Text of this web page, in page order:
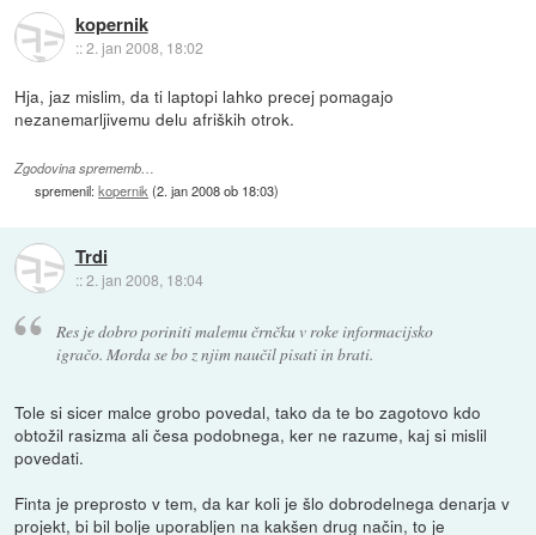
kopernik
::2. jan 2008, 18:02
Hja, jaz mislim, da ti laptopi lahko precej pomagajo
nezanemarljivemu delu afriških otrok.
Zgodovina sprememb…
spremenil:kopernik(2. jan 2008 ob 18:03)
Trdi
::2. jan 2008, 18:04
Res je dobro poriniti malemu črnčku v roke informacijsko
igračo. Morda se bo z njim naučil pisati in brati.
Tole si sicer malce grobo povedal, tako da te bo zagotovo kdo
obtožil rasizma ali česa podobnega, ker ne razume, kaj si mislil
povedati.
Finta je preprosto v tem, da kar koli je šlo dobrodelnega denarja v
projekt, bi bil bolje uporabljen na kakšen drug način, to je